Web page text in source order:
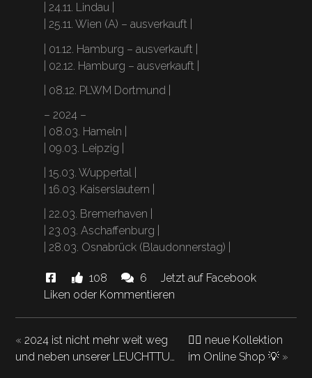
| 24.11. Lindau |
| 25.11. Wien (A) – ausverkauft |
| 01.12. Hamburg – ausverkauft |
| 02.12. Hamburg – ausverkauft |
| 08.12. PLWM Dortmund |
– 2024 –
| 08.03. Hameln |
| 09.03. Leipzig |
| 15.03. Wuppertal |
| 16.03. Kaiserslautern |
| 22.03. Bremerhaven |
| 23.03. Aschaffenburg |
| 28.03. Osnabrück (Blaudonnerstag) |
Diese
News
uns
dieses
108
Likes
und
6 Kommentare.
Jetzt auf Facebook
Liken oder Kommentieren
«2024 ist nicht mehr weit weg
und neben unserer LEUCHTTU…
🏴‍☠️ neue Kollektion
im Online Shop 💡 »